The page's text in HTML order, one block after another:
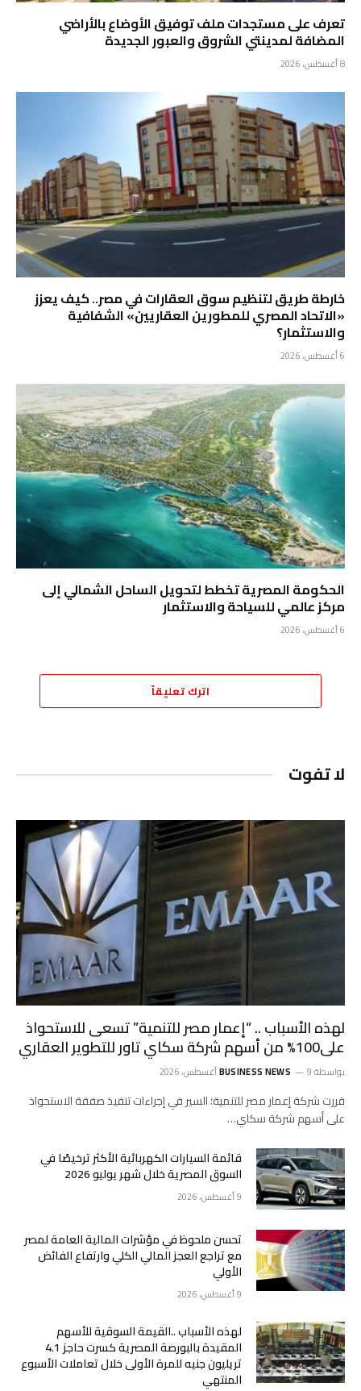
تعرف على مستجدات ملف توفيق الأوضاع بالأراضي
المضافة لمدينتي الشروق والعبور الجديدة
8 أغسطس، 2026
خارطة طريق لتنظيم سوق العقارات في مصر.. كيف يعزز
«الاتحاد المصري للمطورين العقاريين» الشفافية
والاستثمار؟
6 أغسطس، 2026
الحكومة المصرية تخطط لتحويل الساحل الشمالي إلى
مركز عالمي للسياحة والاستثمار
6 أغسطس، 2026
اترك تعليقاً
لا تفوت
لهذه الأسباب .. “إعمار مصر للتنمية” تسعى للاستحواذ
على100% من أسهم شركة سكاي تاور للتطوير العقاري
بواسطة BUSINESS NEWS 9 أغسطس، 2026
قررت شركة إعمار مصر للتنمية؛ السير في إجراءات تنفيذ صفقة الاستحواذ
على أسهم شركة سكاي…
قائمة السيارات الكهربائية الأكثر ترخيصًا في
السوق المصرية خلال شهر يوليو 2026
9 أغسطس، 2026
تحسن ملحوظ في مؤشرات المالية العامة لمصر
مع تراجع العجز المالي الكلي وارتفاع الفائض
الأولي
9 أغسطس، 2026
لهذه الأسباب ..القيمة السوقية للأسهم
المقيدة بالبورصة المصرية كسرت حاجز 4.1
تريليون جنيه للمرة الأولى خلال تعاملات الأسبوع
المنتهي